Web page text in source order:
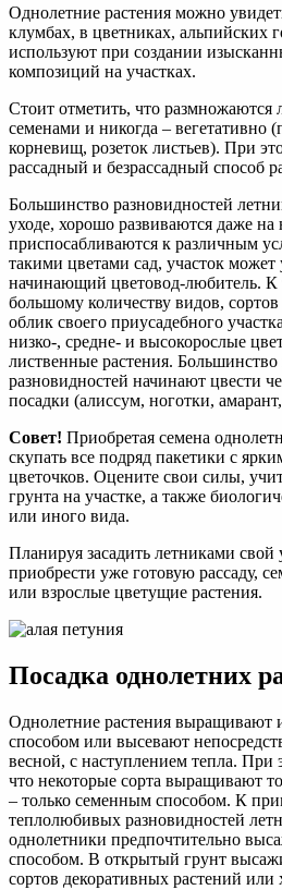
Однолетние растения можно
клумбах, в цветниках, альпийских
используют при создании
композиций на участках.
Стоит отметить, что размножаются
семенами и никогда – вегетативно
корневищ, розеток листьев). При
рассадный и безрассадный способ
Большинство разновидностей
уходе, хорошо развиваются даже на
приспосабливаются к различным
такими цветами сад, участок может
начинающий цветовод-любитель. К
большому количеству видов,
облик своего приусадебного
низко-, средне- и высокорослые
лиственные растения.
разновидностей начинают цвести
посадки (алиссум, ноготки,
Совет! Приобретая семена
скупать все подряд пакетики с
цветочков. Оцените свои силы,
грунта на участке, а также
или иного вида.
Планируя засадить летниками
приобрести уже готовую рассаду,
или взрослые цветущие растения.
Посадка однолетних
Однолетние растения выращивают
способом или высевают
весной, с наступлением тепла. При
что некоторые сорта выращивают
– только семенным способом. К
теплолюбивых разновидностей
однолетники предпочтительно
способом. В открытый грунт
сортов декоративных растений